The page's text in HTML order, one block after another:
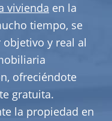
vivienda en la
tiempo, se
y real al
ofreciéndote
gratuita.
la propiedad en